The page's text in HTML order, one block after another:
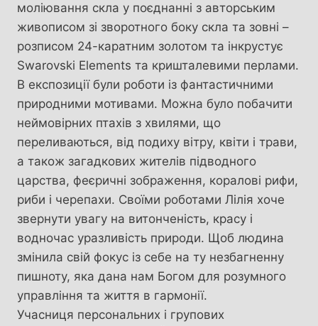
моліювання скла у поєднанні з авторським
живописом зі зворотного боку скла та зовні –
розписом 24-каратним золотом та інкрустує
Swarovski Elements та кришталевими перлами.
В експозиції були роботи із фантастичними
природними мотивами. Можна було побачити
неймовірних птахів з хвилями, що
переливаються, від подиху вітру, квіти і трави,
а також загадкових жителів підводного
царства, феєричні зображення, коралові рифи,
риби і черепахи. Своїми роботами Лілія хоче
звернути увагу на витонченість, красу і
водночас уразливість природи. Щоб людина
змінила свій фокус із себе на ту незбагненну
пишноту, яка дана нам Богом для розумного
управління та життя в гармонії.
Учасниця персональних і групових